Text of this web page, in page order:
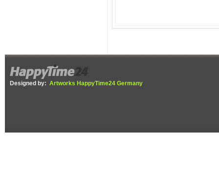
Designed by: Artworks HappyTime24 Germany